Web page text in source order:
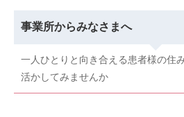
事業所からみなさまへ
一人ひとりと向き合える患者様の住
活かしてみませんか